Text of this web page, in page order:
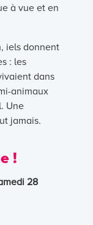
à vue et en
iels donnent
: les
dans
animaux
Une
jamais.
!
28